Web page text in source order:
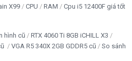
X99 CPU RAM Cpu i5 12400F giá tốt
hình cũ
RTX 4060 Ti 8GB iCHILL X3
VGA R5 340X 2GB GDDR5 cũ
So sánh